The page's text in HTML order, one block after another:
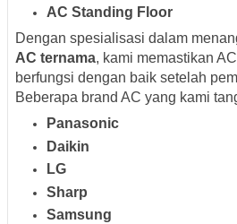
AC Standing Floor
Dengan spesialisasi dalam
AC ternama, kami memastikan
berfungsi dengan baik setelah
Beberapa brand AC yang kami
Panasonic
Daikin
LG
Sharp
Samsung